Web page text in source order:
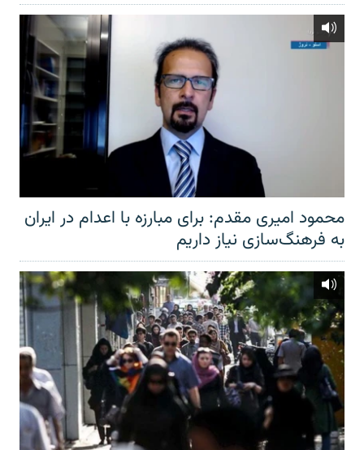
محمود امیری مقدم: برای مبارزه با اعدام در ایران
به فرهنگ‌سازی نیاز داریم